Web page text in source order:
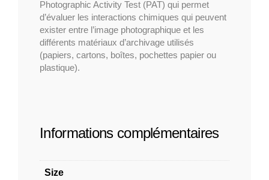
Photographic Activity Test (PAT) qui permet
d’évaluer les interactions chimiques qui peuvent
exister entre l’image photographique et les
différents matériaux d’archivage utilisés
(papiers, cartons, boîtes, pochettes papier ou
plastique).
Informations complémentaires
Size